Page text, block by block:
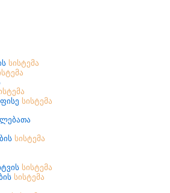
სისტემა
სისტემა
სისტემა
სისტემა
სისტემა